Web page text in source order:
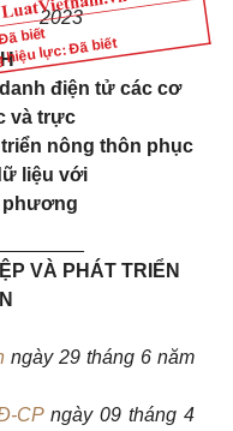
biếtlực: Đã biết
2023
điện tử các cơ
và trực
nông thôn phục
liệu với
phương
VÀ PHÁT TRIỂN
ngày 29 tháng 6 năm
CPngày 09 tháng 4